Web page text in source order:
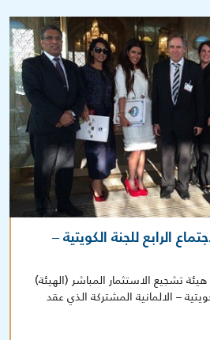
الرابع للجنة الكويتية –
شاركت هيئة تشجيع الاستثمار المباشر (الهيئة)
– الالمانية المشتركة الذي عقد